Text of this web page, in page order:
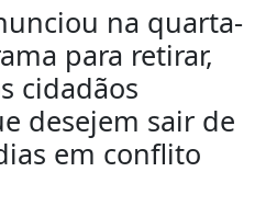
na quarta-
para retirar,
cidadãos
desejem sair de
em conflito